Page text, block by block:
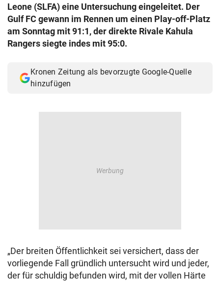
© Krone Multimedia GmbH & Co KG 2026
Muthgasse 2, 1190 Wien
Leone (SLFA) eine Untersuchung eingeleitet. Der
Gulf FC gewann im Rennen um einen Play-off-Platz
am Sonntag mit 91:1, der direkte Rivale Kahula
Rangers siegte indes mit 95:0.
Kronen Zeitung als bevorzugte Google-Quelle
hinzufügen
„Der breiten Öffentlichkeit sei versichert, dass der
vorliegende Fall gründlich untersucht wird und jeder,
der für schuldig befunden wird, mit der vollen Härte